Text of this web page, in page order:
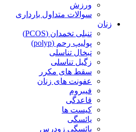
ورزش
سوالات متداول بارداری
زنان
تنبلی تخمدان (PCOS)
پولیپ رحم (polyp)
تبخال تناسلی
زگیل تناسلی
سقط های مکرر
عفونت های زنان
فیبروم
قاعدگی
کیست ها
یائسگی
یائسگی زودرس